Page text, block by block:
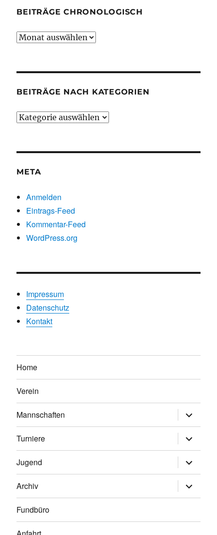
BEITRÄGE CHRONOLOGISCH
Beiträge
BEITRÄGE NACH KATEGORIEN
Beiträge
META
Anmelden
Eintrags-Feed
Kommentar-Feed
WordPress.org
Impressum
Datenschutz
Kontakt
Home
Verein
Mannschaften
anzeigen
Turniere
anzeigen
Jugend
anzeigen
Archiv
anzeigen
Fundbüro